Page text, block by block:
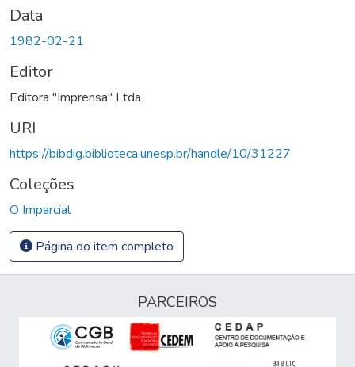
Data
1982-02-21
Editor
Editora "Imprensa" Ltda
URI
https://bibdig.biblioteca.unesp.br/handle/10/31227
Coleções
O Imparcial
Página do item completo
PARCEIROS